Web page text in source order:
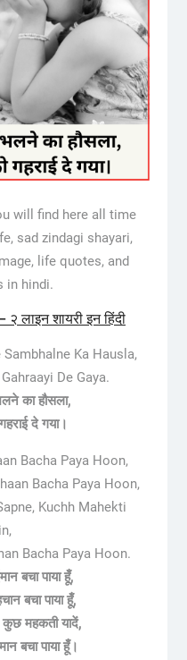
will find here all time
sad zindagi shayari,
life quotes, and
in hindi.
लाइन शायरी इन हिंदी
Ka Hausla,
De Gaya.
का हौसला,
दे गया।
Bacha Paya Hoon,
Bacha Paya Hoon,
Kuchh Mahekti
Bacha Paya Hoon.
बचा पाया हूँ,
बचा पाया हूँ,
महकती यादें,
बचा पाया हूँ।